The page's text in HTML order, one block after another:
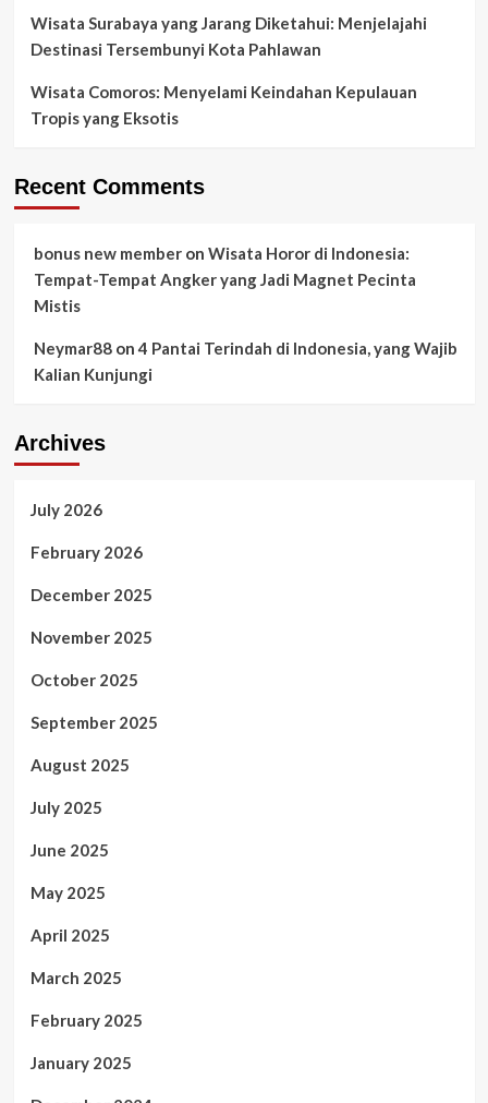
Wisata Surabaya yang Jarang Diketahui: Menjelajahi
Destinasi Tersembunyi Kota Pahlawan
Wisata Comoros: Menyelami Keindahan Kepulauan
Tropis yang Eksotis
Recent Comments
bonus new memberon Wisata Horor di Indonesia:
Tempat-Tempat Angker yang Jadi Magnet Pecinta
Mistis
Neymar88on4 Pantai Terindah di Indonesia, yang Wajib
Kalian Kunjungi
Archives
July 2026
February 2026
December 2025
November 2025
October 2025
September 2025
August 2025
July 2025
June 2025
May 2025
April 2025
March 2025
February 2025
January 2025